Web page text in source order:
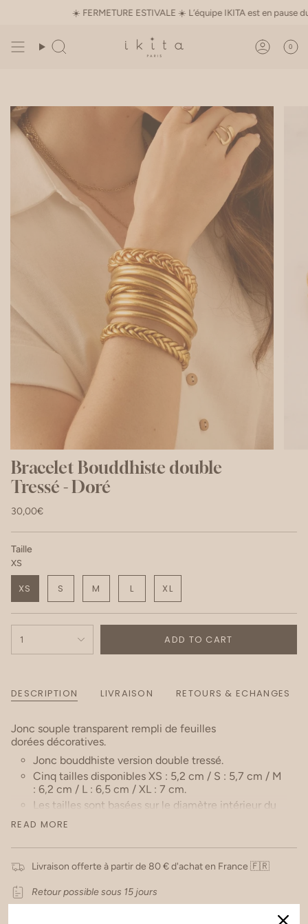
☀️ FERMETURE ESTIVALE ☀️ L’équipe IKITA est en pause du
Search 0
Bracelet Bouddhiste double
Tressé - Doré
30,00€
Taille
XS
XS S M L XL
1 ADD TO CART
DESCRIPTION LIVRAISON RETOURS & ECHANGES
Jonc souple transparent rempli de feuilles
dorées décoratives.
Jonc bouddhiste version double tressé.
Cinq tailles disponibles XS : 5,2 cm / S : 5,7 cm / M
: 6,2 cm / L : 6,5 cm / XL : 7 cm.
Les tailles sont basées sur le diamètre intérieur du
jonc ( voir dessin )
Les joncs Tressés / Double Tressés sont susceptibles
de tailler plus petit que les joncs bouddhistes
classiques (Épais).
READ MORE
Livraison offerte à partir de 80 € d'achat en France 🇫🇷
Retour possible sous 15 jours